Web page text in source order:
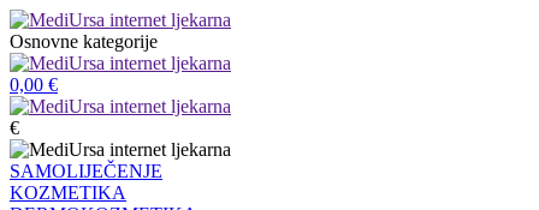
Osnovne kategorije
0,00 €
€
SAMOLIJEČENJE
KOZMETIKA